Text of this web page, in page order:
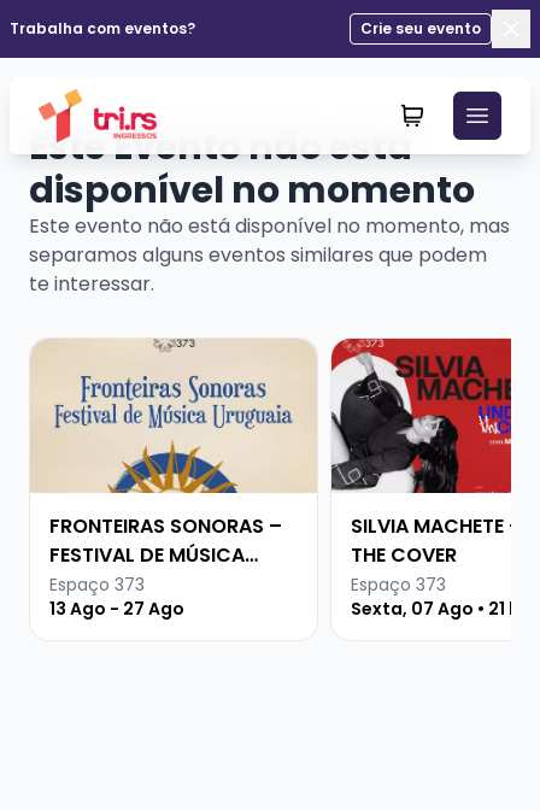
Trabalha com eventos?
Crie seu evento
Este Evento não está
disponível no momento
Este evento não está disponível no momento, mas
separamos alguns eventos similares que podem
te interessar.
Veja mais sobre FRONTEIRAS SONORAS – FESTIVAL
FRONTEIRAS SONORAS –
FESTIVAL DE MÚSICA
URUGUAIA
Espaço 373
13 Ago - 27 Ago
Veja mais sobre
SILVIA MACHETE -
THE COVER
Espaço 373
Sexta, 07 Ago • 21